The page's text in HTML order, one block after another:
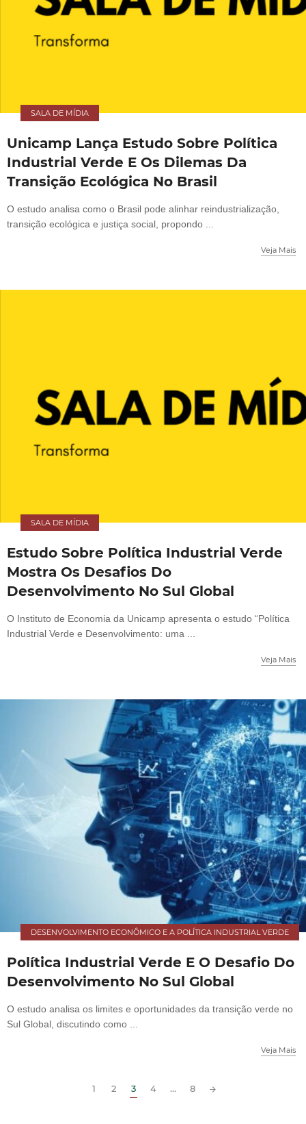
SALA DE MÍDIA
Unicamp Lança Estudo Sobre Política
Industrial Verde E Os Dilemas Da
Transição Ecológica No Brasil
O estudo analisa como o Brasil pode alinhar reindustrialização,
transição ecológica e justiça social, propondo ...
Veja Mais
SALA DE MÍDIA
Estudo Sobre Política Industrial Verde
Mostra Os Desafios Do
Desenvolvimento No Sul Global
O Instituto de Economia da Unicamp apresenta o estudo “Política
Industrial Verde e Desenvolvimento: uma ...
Veja Mais
DESENVOLVIMENTO ECONÔMICO E A POLÍTICA INDUSTRIAL VERDE
Política Industrial Verde E O Desafio Do
Desenvolvimento No Sul Global
O estudo analisa os limites e oportunidades da transição verde no
Sul Global, discutindo como ...
Veja Mais
1 2 3 4 ... 8